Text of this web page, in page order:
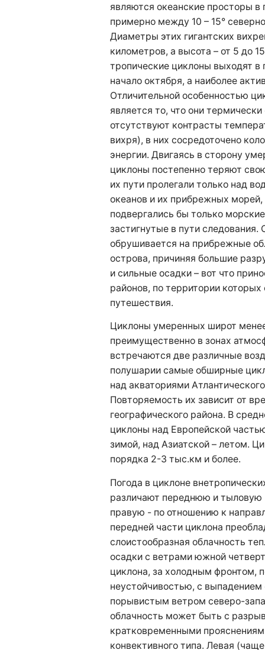
являются океанские просторы в
примерно между 10 – 15°
Диаметры этих гигантских
километров, а высота – от 5 до
тропические циклоны выходят в
начало октября, а наиболее
Отличительной особенностью
является то, что они
отсутствуют контрасты
вихря), в них сосредоточено
энергии. Двигаясь в сторону
циклоны постепенно теряют
их пути пролегали только над
океанов и их прибрежных морей,
подвергались бы только
застигнутые в пути следования.
обрушивается на прибрежные
острова, причиняя большие
и сильные осадки – вот что
районов, по территории
путешествия.
Циклоны умеренных широт
преимущественно в зонах
встречаются две различные
полушарии самые обширные
над акваториями
Повторяемость их зависит от
географического района. В
циклоны над Европейской
зимой, над Азиатской – летом.
порядка 2-3 тыс.км и более.
Погода в циклоне
различают переднюю и тыловую
правую - по отношению к
передней части циклона
слоистообразная облачность
осадки с ветрами южной
циклона, за холодным фронтом,
неустойчивостью, с выпадением
порывистым ветром северо-
облачность может быть с
кратковременными
конвективного типа. Левая